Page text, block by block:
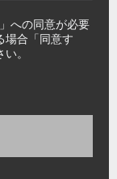
」への同意が必要
場合「同意す
。